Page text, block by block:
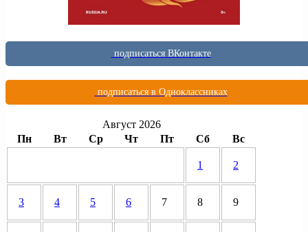
подписаться ВКонтакте
подписаться в Одноклассниках
Август 2026
Пн
Вт Ср Чт Пт Сб Вс
1 2
3 4 5 6 7 8 9